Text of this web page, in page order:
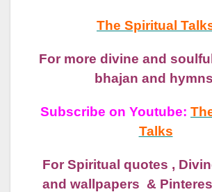
The Spiritual
For more divine and
bhajan and
Subscribe on Youtube:
Talks
For Spiritual quotes ,
and wallpapers &